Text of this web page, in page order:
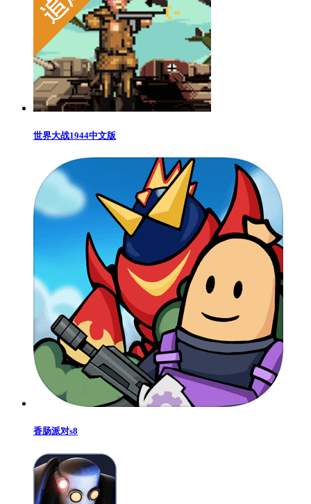
世界大战1944中文版
香肠派对s8